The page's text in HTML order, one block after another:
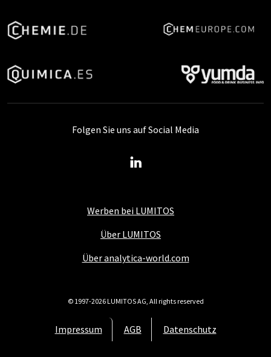
Werben bei LUMITOS
Über LUMITOS
Über analytica-world.com
Impressum AGB Datenschutz
Folgen Sie uns auf Social Media
© 1997-2026 LUMITOS AG, All rights reserved